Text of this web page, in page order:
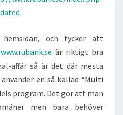
och tycker att
är riktigt bra
affär så är det där mesta
en så kallad “Multi
program. Det gör att man
men bara behöver